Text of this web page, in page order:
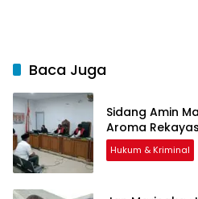
Baca Juga
Sidang Amin
Aroma
Hukum & Kriminal